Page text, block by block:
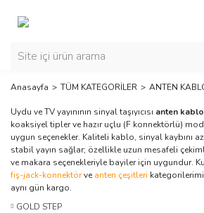
Anasayfa TÜM KATEGORİLER ANTEN
Uydu ve TV yayınının sinyal taşıyıcısı anten
koaksiyel tipler ve hazır uçlu (F konnektörlü)
uygun seçenekler. Kaliteli kablo, sinyal kaybını
stabil yayın sağlar; özellikle uzun mesafeli
ve makara seçenekleriyle bayiler için uygundur.
fiş-jack-konnektörve anten çeşitleri
aynı gün kargo.
GOLD STEP